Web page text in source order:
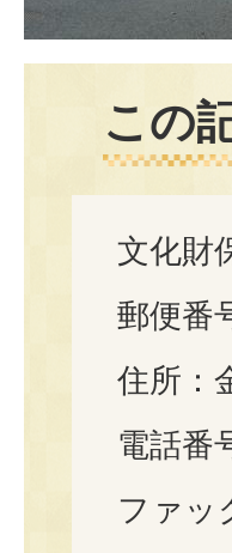
この
文化財
郵便番
住所：
電話番
ファ